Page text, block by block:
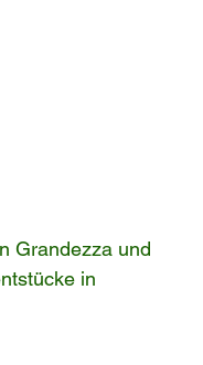
Grandezza und
in